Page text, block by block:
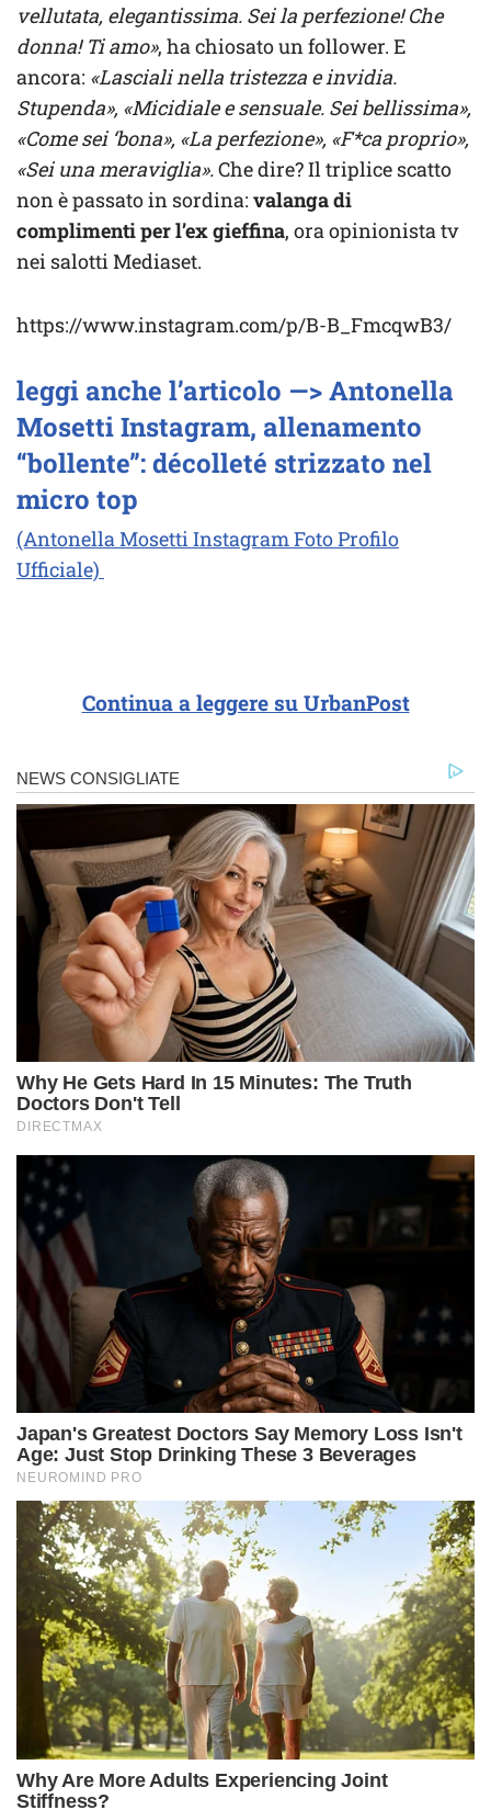
vellutata, elegantissima. Sei la perfezione! Che
donna! Ti amo», ha chiosato un follower. E
ancora: «Lasciali nella tristezza e invidia.
Stupenda», «Micidiale e sensuale. Sei bellissima»,
«Come sei ‘bona», «La perfezione», «F*ca proprio»,
«Sei una meraviglia».Che dire? Il triplice scatto
non è passato in sordina: valanga di
complimenti per l’ex gieffina, ora opinionista tv
nei salotti Mediaset.
https://www.instagram.com/p/B-B_FmcqwB3/
leggi anche l’articolo —> Antonella
Mosetti Instagram, allenamento
“bollente”: décolleté strizzato nel
micro top
(Antonella Mosetti Instagram Foto Profilo
Ufficiale)
Continua a leggere su UrbanPost